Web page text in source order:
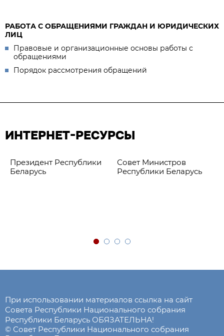
РАБОТА С ОБРАЩЕНИЯМИ ГРАЖДАН И ЮРИДИЧЕСКИХ
ЛИЦ
Правовые и организационные основы работы с
обращениями
Порядок рассмотрения обращений
ИНТЕРНЕТ-РЕСУРСЫ
Президент Республики
Беларусь
Совет Министров
Республики Беларусь
При использовании материалов ссылка на сайт
Совета Республики Национального собрания
Республики Беларусь ОБЯЗАТЕЛЬНА!
© Совет Республики Национального собрания